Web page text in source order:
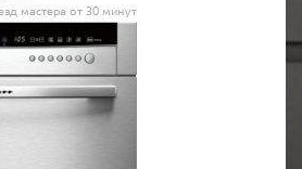
мастера от 30 минут